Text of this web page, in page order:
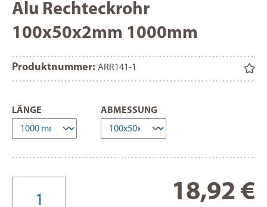
Alu Rechteckrohr
100x50x2mm 1000mm
Produktnummer: ARR141-1
LÄNGE ABMESSUNG
18,92 €